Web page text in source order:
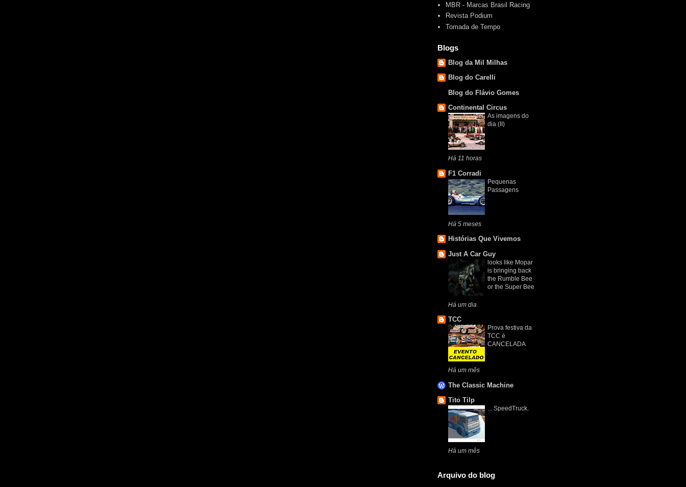
MBR - Marcas Brasil Racing
Revista Podium
Tomada de Tempo
Blogs
Blog da Mil Milhas
Blog do Carelli
Blog do Flávio Gomes
Continental Circus
As imagens do
dia (II)
Há 11 horas
F1 Corradi
Pequenas
Passagens
Há 5 meses
Histórias Que Vivemos
Just A Car Guy
looks like Mopar
is bringing back
the Rumble Bee
or the Super Bee
Há um dia
TCC
Prova festiva da
TCC é
CANCELADA
Há um mês
The Classic Machine
Tito Tilp
... SpeedTruck.
Há um mês
Arquivo do blog